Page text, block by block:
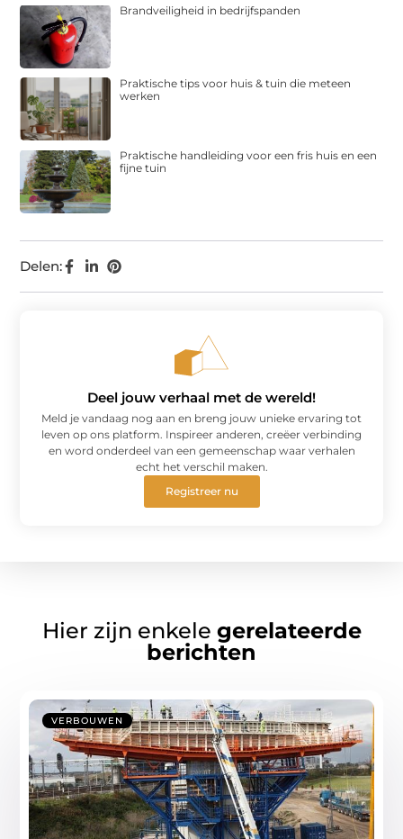
Delen:
Brandveiligheid in bedrijfspanden
Praktische tips voor huis & tuin die meteen
werken
Praktische handleiding voor een fris huis en een
fijne tuin
Deel jouw verhaal met de wereld!
Meld je vandaag nog aan en breng jouw unieke ervaring tot
leven op ons platform. Inspireer anderen, creëer verbinding
en word onderdeel van een gemeenschap waar verhalen
echt het verschil maken.
Registreer nu
Hier zijn enkele gerelateerde
berichten
VERBOUWEN